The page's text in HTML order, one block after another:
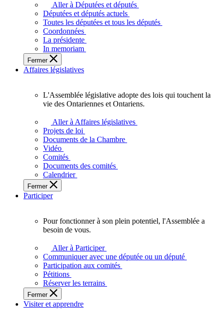
députés
vous
représentent
sein
de
l'Assemblée
législative
l'Ontario.
Aller à Députées et députés
Députées et députés actuels
Toutes les députées et tous les députés
Coordonnées
La présidente
In memoriam
Fermer
Affaires législatives
L'Assemblée
adopte
touchent
des
Ontariennes
et
L'Assemblée législative adopte des lois qui touchent la
vie des Ontariennes et Ontariens.
Aller à Affaires législatives
Projets de loi
Documents de la Chambre
Vidéo
Comités
Documents des comités
Calendrier
Fermer
Participer
plein
potentiel,
l'Assemblée
a
besoin
de
Pour fonctionner à son plein potentiel, l'Assemblée a
besoin de vous.
Aller à Participer
Communiquer avec une députée ou un député
Participation aux comités
Pétitions
Réserver les terrains
Fermer
Visiter et apprendre